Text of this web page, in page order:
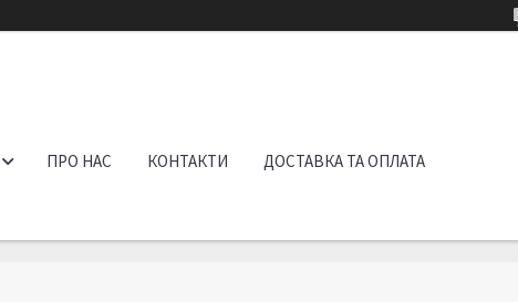
ПРО НАС КОНТАКТИ ДОСТАВКА ТА ОПЛАТА